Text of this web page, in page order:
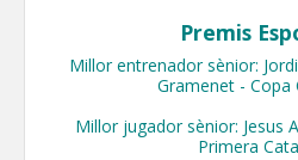
Premis
Millor entrenador sènior:
Gramenet - Copa
Millor jugador sènior: Jesus
Primera